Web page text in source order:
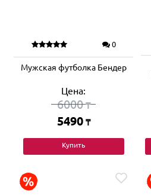
0
Мужская футболка Бендер
Цена:
6000₸
5490 ₸
Купить